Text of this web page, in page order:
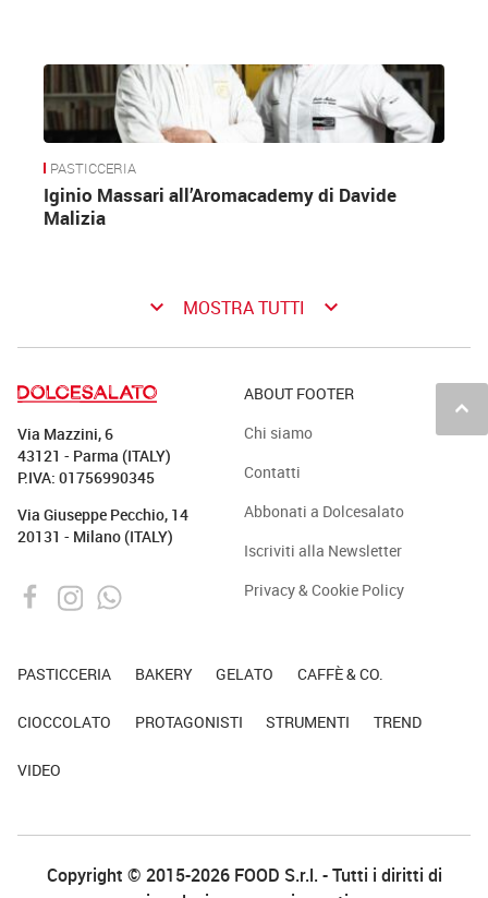
PASTICCERIA
Iginio Massari all’Aromacademy di Davide
Malizia
keyboard_arrow_down MOSTRA TUTTI keyboard_arrow_down
keyboard_arrow_up
Via Mazzini, 6
43121 - Parma (ITALY)
P.IVA: 01756990345
Via Giuseppe Pecchio, 14
20131 - Milano (ITALY)
ABOUT FOOTER
Chi siamo
Contatti
Abbonati a Dolcesalato
Iscriviti alla Newsletter
Privacy & Cookie Policy
PASTICCERIA BAKERY GELATO CAFFÈ & CO.
CIOCCOLATO PROTAGONISTI STRUMENTI TREND
VIDEO
Copyright © 2015-2026 FOOD S.r.l. - Tutti i diritti di